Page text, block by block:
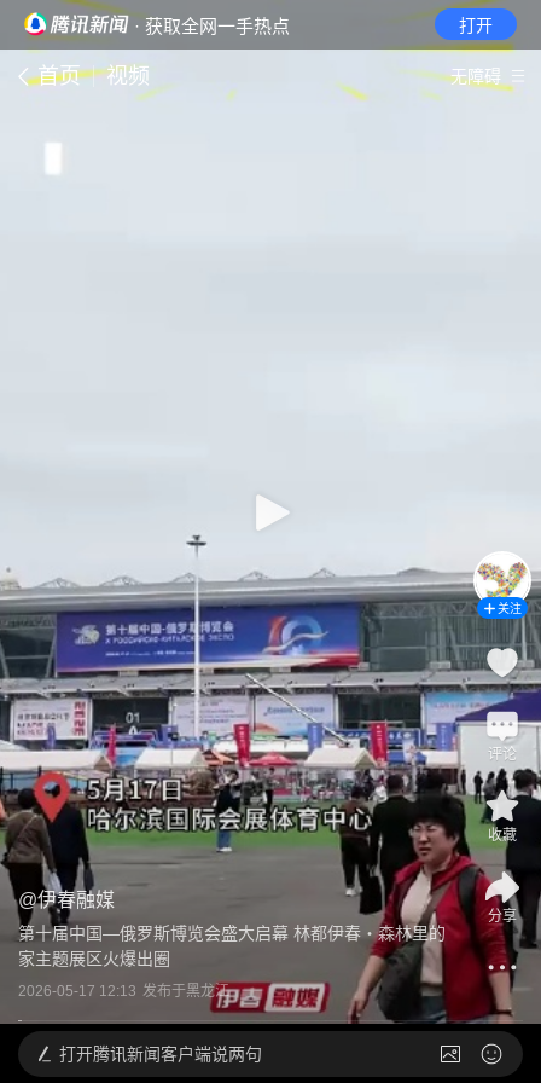
· 获取全网一手热点 打开
首页 视频 无障碍
@伊春融媒
第十届中国—俄罗斯博览会盛大启幕 林都伊春・森林里的
家主题展区火爆出圈
2026-05-17 12:13 发布于黑龙江
关注
评论
收藏
分享
打开腾讯新闻客户端说两句